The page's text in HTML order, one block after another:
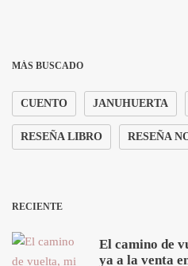
MÁS BUSCADO
CUENTO JANUHUERTA
RESEÑA LIBRO RESEÑA
RECIENTE
El camino de
ya a la venta